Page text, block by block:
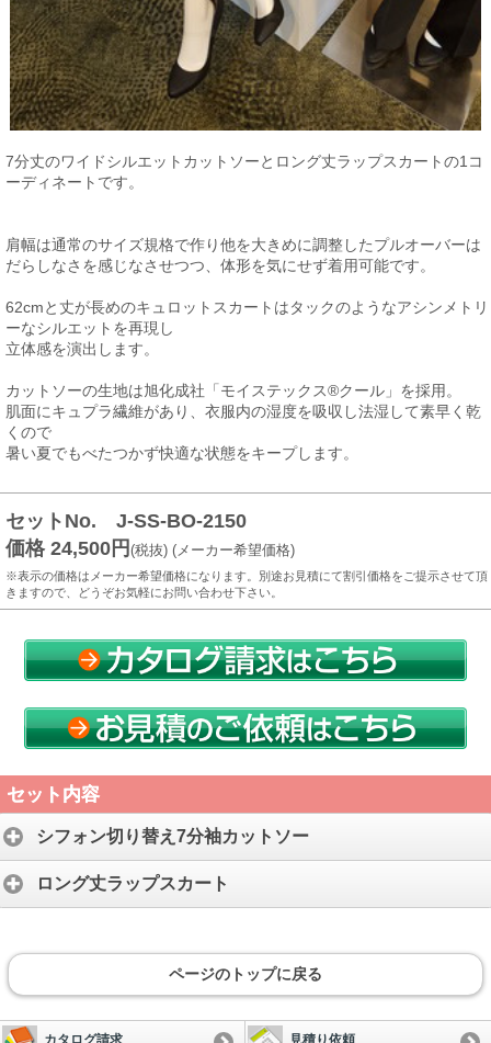
7分丈のワイドシルエットカットソーとロング丈ラップスカートの1コ
ーディネートです。
肩幅は通常のサイズ規格で作り他を大きめに調整したプルオーバーは
だらしなさを感じなさせつつ、体形を気にせず着用可能です。
62cmと丈が長めのキュロットスカートはタックのようなアシンメトリ
ーなシルエットを再現し
立体感を演出します。
カットソーの生地は旭化成社「モイステックス®クール」を採用。
肌面にキュプラ繊維があり、衣服内の湿度を吸収し法湿して素早く乾
くので
暑い夏でもべたつかず快適な状態をキープします。
セットNo. J-SS-BO-2150
価格 24,500円 (税抜) (メーカー希望価格)
※表示の価格はメーカー希望価格になります。別途お見積にて割引価格をご提示させて頂
きますので、どうぞお気軽にお問い合わせ下さい。
セット内容
シフォン切り替え7分袖カットソー
ロング丈ラップスカート
ページのトップに戻る
カタログ請求 見積り依頼